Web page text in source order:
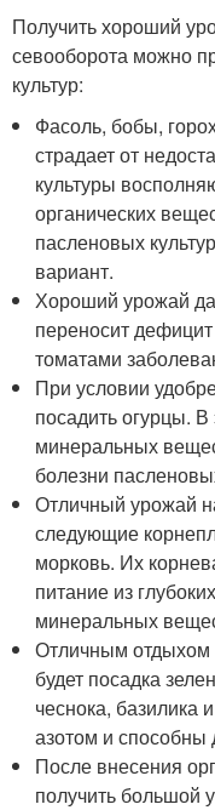
Получить хороший
севооборота можно
культур:
Фасоль, бобы,
страдает от
культуры
органических
пасленовых
вариант.
Хороший урожай
переносит
томатами
При условии
посадить огурцы. В
минеральных
болезни
Отличный урожай
следующие
морковь. Их
питание из
минеральных
Отличным отдыхом
будет посадка
чеснока, базилика
азотом и способны
После внесения
получить большой